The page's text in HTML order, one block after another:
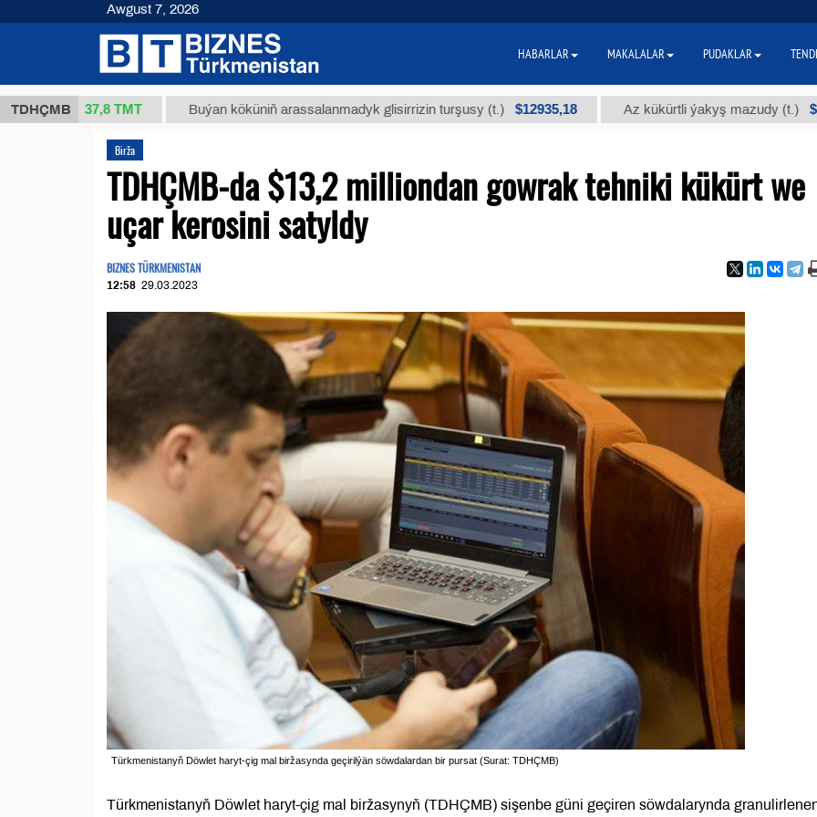
TDHÇMB
37,8 ТМТ Buýan köküniň arassalanmadyk glisirrizin turşusy (t.) $12935,18 Az kükürtli ýakyş mazudy (t.) $300
Birža
TDHÇMB-da $13,2 milliondan gowrak tehniki kükürt we
uçar kerosini satyldy
BIZNES TÜRKMENISTAN
12:58 29.03.2023
Türkmenistanyň Döwlet haryt-çig mal biržasynda geçirilýän söwdalardan bir pursat (Surat: TDHÇMB)
Türkmenistanyň Döwlet haryt-çig mal biržasynyň (TDHÇMB) sişenbe güni geçiren söwdalarynda
Awgust 7, 2026
HABARLAR MAKALALAR PUDAKLAR